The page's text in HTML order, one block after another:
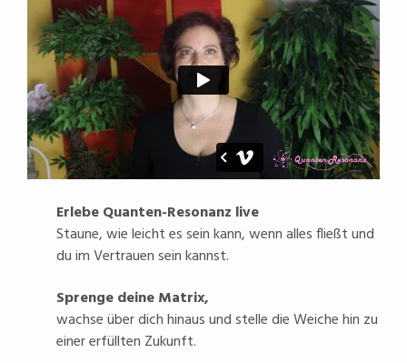
Erlebe Quanten-Resonanz live
Staune, wie leicht es sein kann, wenn alles fließt und
du im Vertrauen sein kannst.
Sprenge deine Matrix,
wachse über dich hinaus und stelle die Weiche hin zu
einer erfüllten Zukunft.